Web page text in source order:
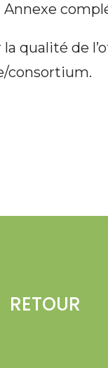
Annexe
la qualité de
consortium.
RETOUR